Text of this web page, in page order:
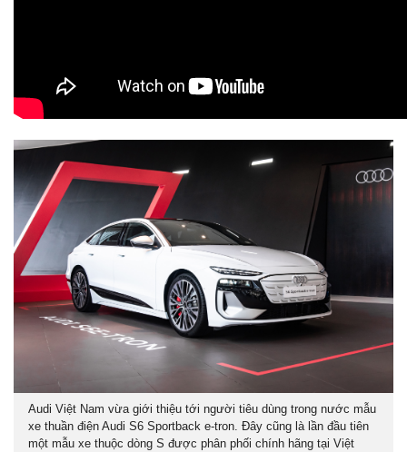
Audi Việt Nam vừa giới thiệu tới người tiêu dùng trong nước mẫu
xe thuần điện Audi S6 Sportback e-tron . Đây cũng là lần đầu tiên
một mẫu xe thuộc dòng S được phân phối chính hãng tại Việt